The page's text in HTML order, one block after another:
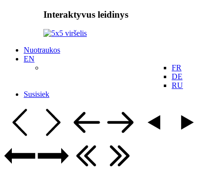
Interaktyvus leidinys
Nuotraukos
EN
FR
DE
RU
Susisiek